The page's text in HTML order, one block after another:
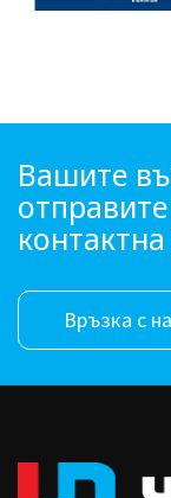
Вашите
Връзка с